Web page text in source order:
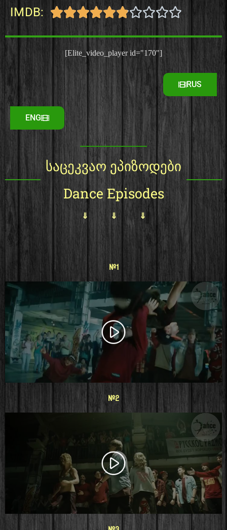
IMDB: 
[Elite_video_player id="170"]
RUS
ENG
საცეკვაო ეპიზოდები
Dance Episodes
⇓ ⇓ ⇓
#1
#2